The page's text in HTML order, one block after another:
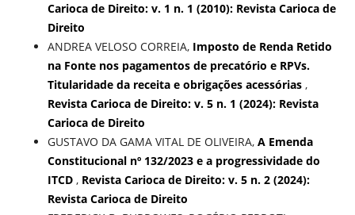
Carioca de Direito: v. 1 n. 1 (2010): Revista Carioca de
Direito
ANDREA VELOSO CORREIA, Imposto de Renda Retido
na Fonte nos pagamentos de precatório e RPVs.
Titularidade da receita e obrigações acessórias ,
Revista Carioca de Direito: v. 5 n. 1 (2024): Revista
Carioca de Direito
GUSTAVO DA GAMA VITAL DE OLIVEIRA, A Emenda
Constitucional nº 132/2023 e a progressividade do
ITCD , Revista Carioca de Direito: v. 5 n. 2 (2024):
Revista Carioca de Direito